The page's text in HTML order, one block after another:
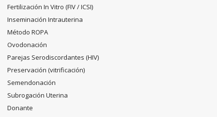
Fertilización In Vitro (FIV / ICSI)
Inseminación Intrauterina
Método ROPA
Ovodonación
Parejas Serodiscordantes (HIV)
Preservación (vitrificación)
Semendonación
Subrogación Uterina
Donante